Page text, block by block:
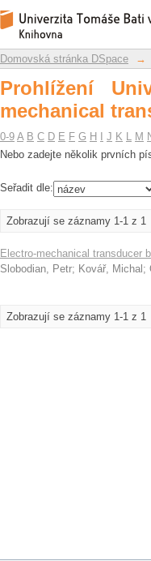
Prohlížení
Repozitář DSpace/
Domovská stránka DSpace →
Prohlížení
mechanical
0-9 A B C D E F G H J K L M
Nebo zadejte několik prvních
Seřadit dle:
Zobrazují se záznamy 1-1 z 1
Electro-mechanical transducer
Slobodian, Petr; Kovář, Michal ;
Zobrazují se záznamy 1-1 z 1